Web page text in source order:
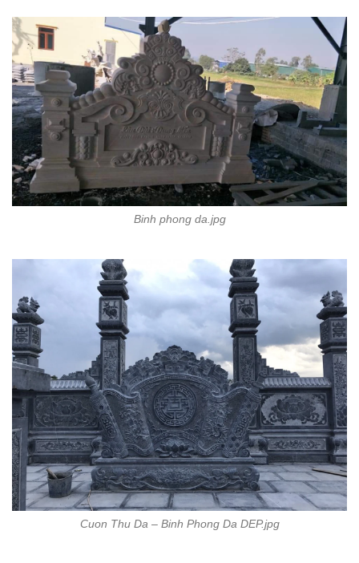
Binh phong da.jpg
Cuon Thu Da – Binh Phong Da DEP.jpg